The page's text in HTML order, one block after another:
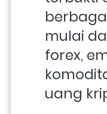
mulai
forex,
uang